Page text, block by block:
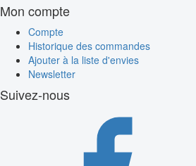
Mon compte
Compte
Historique des commandes
Ajouter à la liste d'envies
Newsletter
Suivez-nous